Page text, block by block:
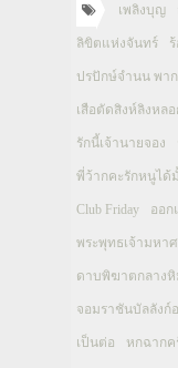
เพลิงบุญ
ลิขิตแห่งจันทร์
ปรปักษ์จำนน พา
เสือตัดสิงห์ลิงหลอ
รักนี้เจ้านายจอง
พี่ว้ากคะรักหนูได้
Club Friday ออก
พระพุทธเจ้ามหา
ดาบพิฆาตกลางหิ
จอมราชันบัลลังก์
เป็นต่อ หกฉากค